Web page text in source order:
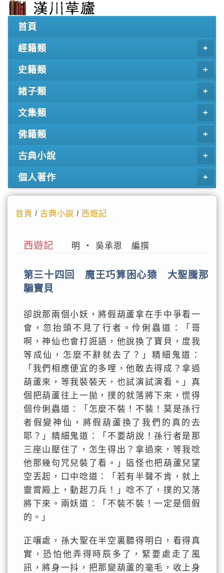
首頁
經籍類
史籍類
諸子類
文集類
佛籍類
古典小說
個人著作
首頁 /古典小說 / 西遊記
西遊記 明 ‧ 吳承恩 編撰
第三十四回 魔王巧算困心猿 大聖騰那
騙寶貝
卻說那兩個小妖，將假葫蘆拿在手中爭看一
會，忽抬頭不見了行者。伶俐蟲道：「哥
啊，神仙也會打誑語，他說換了寶貝，度我
等成仙，怎麼不辭就去了？」精細鬼道：
「我們相應便宜的多哩，他敢去得成？拿過
葫蘆來，等我裝裝天，也試演試演看。」真
個把葫蘆往上一拋，撲的就落將下來，慌得
個伶俐蟲道：「怎麼不裝！不裝！莫是孫行
者假變神仙，將假葫蘆換了我們的真的去
耶？」精細鬼道：「不要胡說！孫行者是那
三座山壓住了，怎生得出？拿過來，等我唸
他那幾句咒兒裝了看。」這怪也把葫蘆兒望
空丟起，口中唸道：「若有半聲不肯，就上
靈霄殿上，動起刀兵！」唸不了，撲的又落
將下來。兩妖道：「不裝不裝！一定是個假
的。」
正嚷處，孫大聖在半空裏聽得明白，看得真
實，恐怕他弄得時辰多了，緊要處走了風
訊，將身一抖，把那變葫蘆的毫毛，收上身